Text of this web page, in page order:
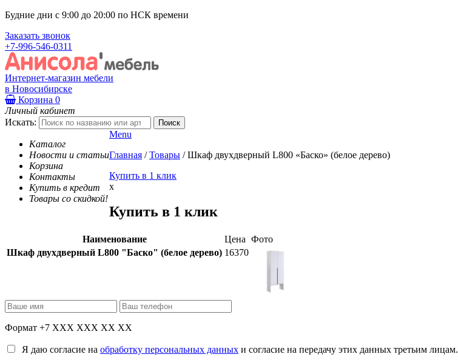
Будние дни с 9:00 до 20:00 по НСК времени
Заказать звонок
+7-996-546-0311
Интернет-магазин мебели
в Новосибирске
Корзина 0
Личный кабинет
Искать:
Каталог
Новости и статьи
Корзина
Контакты
Купить в кредит
Товары со скидкой!
Menu
Главная / Товары / Шкаф двухдверный L800 «Баско» (белое дерево)
Купить в 1 клик
x
Купить в 1 клик
Наименование Цена Фото
Шкаф двухдверный L800 "Баско" (белое дерево) 16370
Формат +7 XXX XXX XX XX
Я даю согласие на обработку персональных данных и согласие на передачу этих данных третьим лицам.